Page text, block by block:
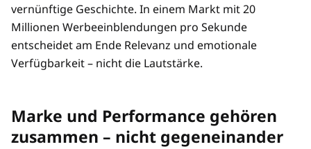
vernünftige Geschichte. In einem Markt mit 20
Millionen Werbeeinblendungen pro Sekunde
entscheidet am Ende Relevanz und emotionale
Verfügbarkeit – nicht die Lautstärke.
Marke und Performance gehören
zusammen – nicht gegeneinander